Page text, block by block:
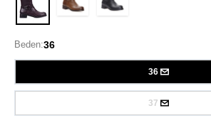
Bordo
Beden:36
36
37